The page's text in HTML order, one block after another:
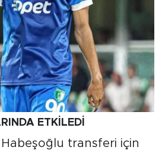
ETKİLEDİ
transferi için